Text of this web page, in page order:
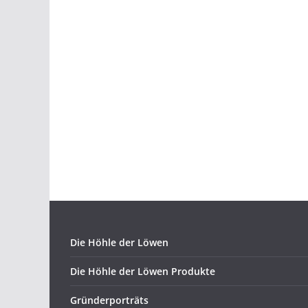
Die Höhle der Löwen
Die Höhle der Löwen Produkte
Gründerporträts